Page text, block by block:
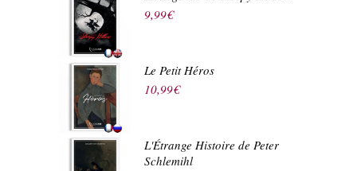
9,99€
Le Petit Héros
10,99€
L'Étrange Histoire de Peter
Schlemihl